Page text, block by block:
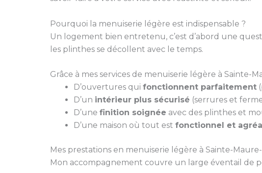
Pourquoi la menuiserie légère est indispensable ?
Un logement bien entretenu, c’est d’abord une
les plinthes se décollent avec le temps.
Grâce à mes services de menuiserie légère à Sainte-
D’ouvertures qui fonctionnent parfaitement
D’un intérieur plus sécurisé (serrures et
D’une finition soignée avec des plinthes et
D’une maison où tout est fonctionnel et
Mes prestations en menuiserie légère à Sainte-
Mon accompagnement couvre un large éventail de